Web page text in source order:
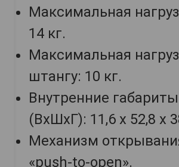
Максимальная
14 кг.
Максимальная
штангу: 10 кг.
Внутренние
(ВхШхГ): 11,6 х 52,8 х
Механизм
«push-to-open».